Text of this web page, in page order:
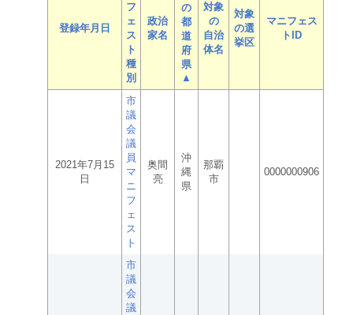
登録年月日
フ
ェ
ス
ト
種
別
政治
家名
の
都
道
府
県
▲
対象
の
自治
体名
対象
の選
挙区
マニフェス
トID
2021年7月15
日
市
議
会
議
員
マ
ニ
フ
ェ
ス
ト
奥間
亮
沖
縄
県
那覇
市
0000000906
市
議
会
議